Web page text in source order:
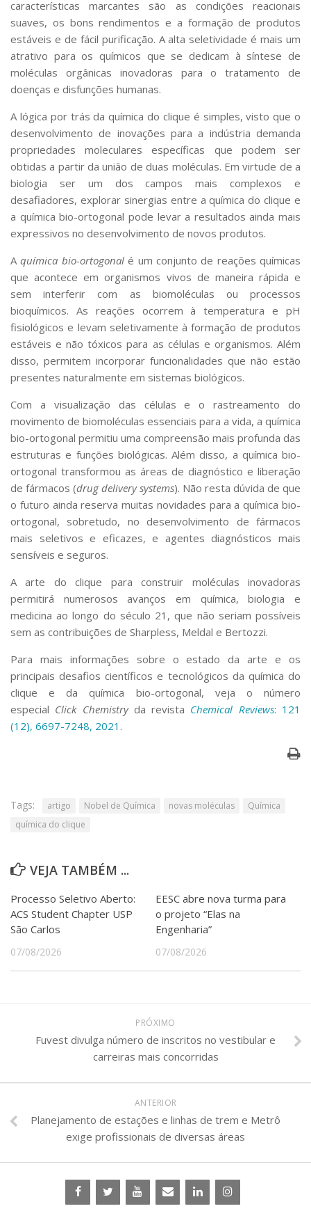
características marcantes são as condições reacionais
suaves, os bons rendimentos e a formação de produtos
estáveis e de fácil purificação. A alta seletividade é mais um
atrativo para os químicos que se dedicam à síntese de
moléculas orgânicas inovadoras para o tratamento de
doenças e disfunções humanas.
A lógica por trás da química do clique é simples, visto que o
desenvolvimento de inovações para a indústria demanda
propriedades moleculares específicas que podem ser
obtidas a partir da união de duas moléculas. Em virtude de a
biologia ser um dos campos mais complexos e
desafiadores, explorar sinergias entre a química do clique e
a química bio-ortogonal pode levar a resultados ainda mais
expressivos no desenvolvimento de novos produtos.
Aquímica bio-ortogonalé um conjunto de reações químicas
que acontece em organismos vivos de maneira rápida e
sem interferir com as biomoléculas ou processos
bioquímicos. As reações ocorrem à temperatura e pH
fisiológicos e levam seletivamente à formação de produtos
estáveis e não tóxicos para as células e organismos. Além
disso, permitem incorporar funcionalidades que não estão
presentes naturalmente em sistemas biológicos.
Com a visualização das células e o rastreamento do
movimento de biomoléculas essenciais para a vida, a química
bio-ortogonal permitiu uma compreensão mais profunda das
estruturas e funções biológicas. Além disso, a química bio-
ortogonal transformou as áreas de diagnóstico e liberação
de fármacos (drug delivery systems). Não resta dúvida de que
o futuro ainda reserva muitas novidades para a química bio-
ortogonal, sobretudo, no desenvolvimento de fármacos
mais seletivos e eficazes, e agentes diagnósticos mais
sensíveis e seguros.
A arte do clique para construir moléculas inovadoras
permitirá numerosos avanços em química, biologia e
medicina ao longo do século 21, que não seriam possíveis
sem as contribuições de Sharpless, Meldal e Bertozzi.
Para mais informações sobre o estado da arte e os
principais desafios científicos e tecnológicos da química do
clique e da química bio-ortogonal, veja o número
especial Click Chemistryda revista Chemical Reviews: 121
(12), 6697-7248, 2021 .
Tags: artigo Nobel de Química novas moléculas
Química
química do clique
VEJA TAMBÉM ...
Processo Seletivo Aberto:
ACS Student Chapter USP
São Carlos
07/08/2026
EESC abre nova turma para
o projeto “Elas na
Engenharia”
07/08/2026
PRÓXIMO
Fuvest divulga número de inscritos no vestibular e
carreiras mais concorridas
ANTERIOR
Planejamento de estações e linhas de trem e Metrô
exige profissionais de diversas áreas